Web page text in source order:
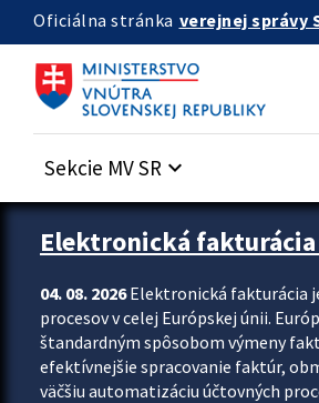
Preskocit na hlavný obsah
Oficiálna stránka verejnej správy
Sekcie MV SR keyboard_arrow_down
Zastavit automatický posun upútavok
Elektronická
04. 08. 2026Elektronická fakturácia
procesov v celej Európskej únii.
štandardným spôsobom výmeny
efektívnejšie spracovanie faktúr,
väčšiu automatizáciu účtovných